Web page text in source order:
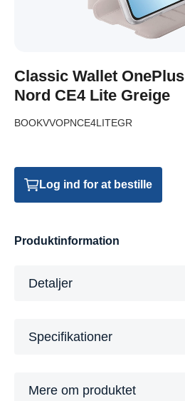
Classic Wallet OnePlus
Nord CE4 Lite Greige
BOOKVVOPNCE4LITEGR
Log ind for at bestille
Produktinformation
Detaljer
Specifikationer
Mere om produktet